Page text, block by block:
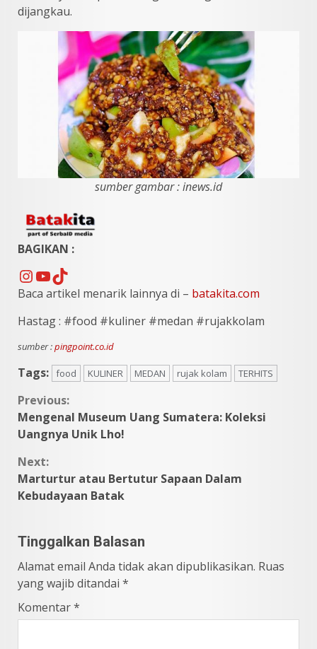
dijangkau.
sumber gambar : inews.id
BAGIKAN :
Instagram
YouTube
TikTok
Baca artikel menarik lainnya di – batakita.com
Hastag : #food #kuliner #medan #rujakkolam
sumber :pingpoint.co.id
Tags: food KULINER MEDAN rujak kolam TERHITS
Continue
Reading
Previous:
Mengenal Museum Uang Sumatera: Koleksi
Uangnya Unik Lho!
Next:
Marturtur atau Bertutur Sapaan Dalam
Kebudayaan Batak
Tinggalkan Balasan
Alamat email Anda tidak akan dipublikasikan. Ruas
yang wajib ditandai *
Komentar*